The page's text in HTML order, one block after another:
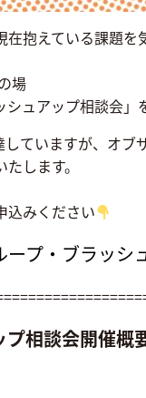
抱えている課題を
場
ュアップ相談会」
ていますが、オブ
します。
込みください
ープ・ブラッ
相談会開催概